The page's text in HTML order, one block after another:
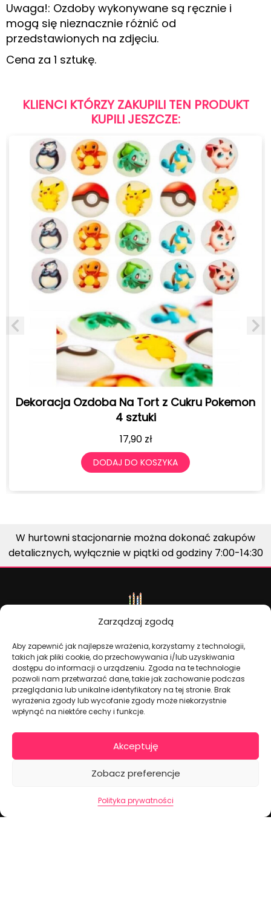
Zarządzaj zgodą
Aby zapewnić jak najlepsze wrażenia, korzystamy z technologii,
takich jak pliki cookie, do przechowywania i/lub uzyskiwania
dostępu do informacji o urządzeniu. Zgoda na te technologie
pozwoli nam przetwarzać dane, takie jak zachowanie podczas
przeglądania lub unikalne identyfikatory na tej stronie. Brak
wyrażenia zgody lub wycofanie zgody może niekorzystnie
wpłynąć na niektóre cechy i funkcje.
Akceptuję
Zobacz preferencje
Polityka prywatności
Uwaga!: Ozdoby wykonywane są ręcznie i
mogą się nieznacznie różnić od
przedstawionych na zdjęciu.
Cena za 1 sztukę.
KLIENCI KTÓRZY ZAKUPILI TEN PRODUKT
KUPILI JESZCZE:
Figurka figurki na tort Minecraft z cukru
sztuki
31,90
DODAJ DO KOSZYKA
W hurtowni stacjonarnie można dokonać zakupów
detalicznych, wyłącznie w piątki od godziny 7:00-14:30
Dekoracje na torty i akcesoria imprezowe
tortoweozdoby.sklep@gmail.com
ul. Modularna 12, 02-238 Warszawa
Pon.-Pt.: 07:00 - 14:30